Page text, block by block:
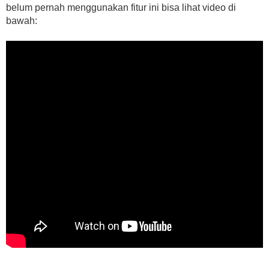
belum pernah menggunakan fitur ini bisa lihat video di
bawah: